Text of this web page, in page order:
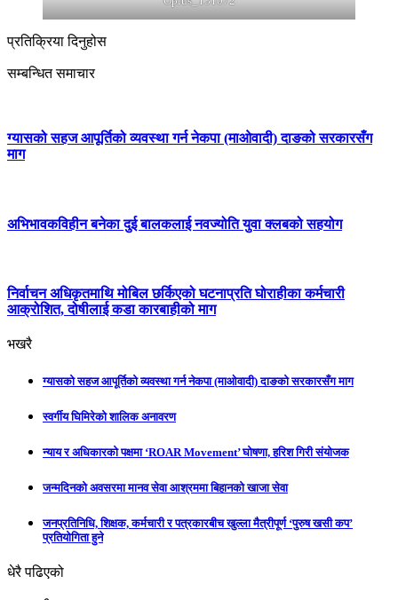
प्रतिक्रिया दिनुहोस
सम्बन्धित समाचार
ग्यासको सहज आपूर्तिको व्यवस्था गर्न नेकपा (माओवादी) दाङको सरकारसँग
माग
अभिभावकविहीन बनेका दुई बालकलाई नवज्योति युवा क्लबको सहयोग
निर्वाचन अधिकृतमाथि मोबिल छर्किएको घटनाप्रति घोराहीका कर्मचारी
आक्रोशित, दोषीलाई कडा कारबाहीको माग
भखरै
ग्यासको सहज आपूर्तिको व्यवस्था गर्न नेकपा (माओवादी) दाङको सरकारसँग माग
स्वर्गीय घिमिरेको शालिक अनावरण
न्याय र अधिकारको पक्षमा ‘ROAR Movement’ घोषणा, हरिश गिरी संयोजक
जन्मदिनको अवसरमा मानव सेवा आश्रममा बिहानको खाजा सेवा
जनप्रतिनिधि, शिक्षक, कर्मचारी र पत्रकारबीच खुल्ला मैत्रीपूर्ण ‘पुरुष खसी कप’
प्रतियोगिता हुने
धेरै पढिएको